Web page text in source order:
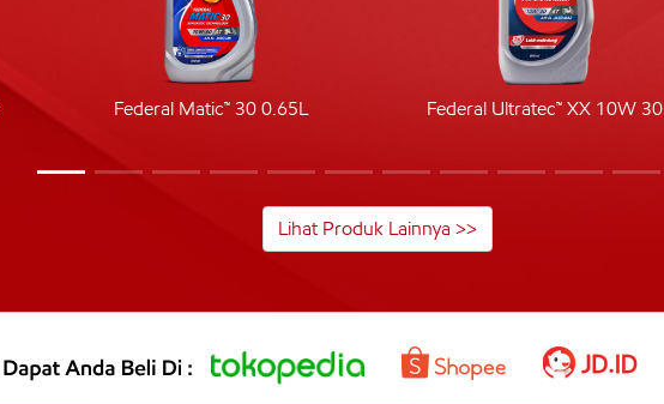
Federal Matic™ 30 0.65L Federal Ultratec™ XX 10W 30
Lihat Produk Lainnya >>